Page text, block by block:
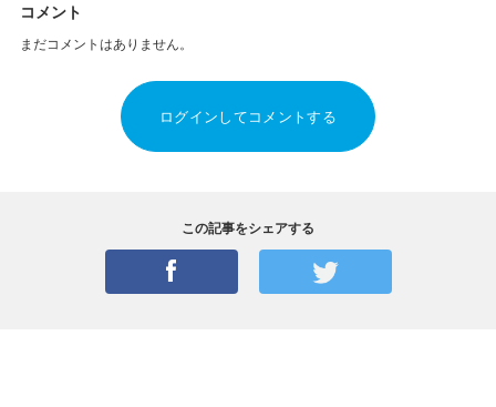
コメント
まだコメントはありません。
ログインしてコメントする
この記事をシェアする